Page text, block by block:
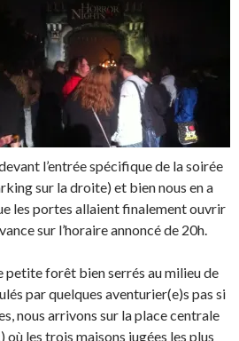
l’entrée spécifique de la soirée
sur la droite) et bien nous en a
les portes allaient finalement ouvrir
sur l’horaire annoncé de 20h.
petite forêt bien serrés au milieu de
par quelques aventurier(e)s pas si
nous arrivons sur la place centrale
où les trois maisons jugées les plus